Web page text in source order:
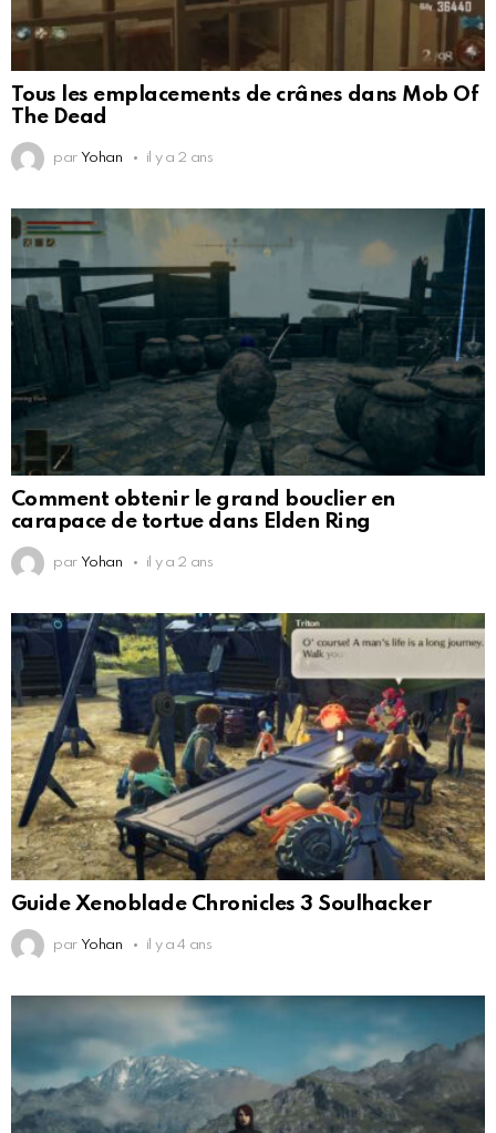
Tous les emplacements de crânes dans Mob Of
The Dead
par Yohan il y a 2 ans
Comment obtenir le grand bouclier en
carapace de tortue dans Elden Ring
par Yohan il y a 2 ans
Guide Xenoblade Chronicles 3 Soulhacker
par Yohan il y a 4 ans